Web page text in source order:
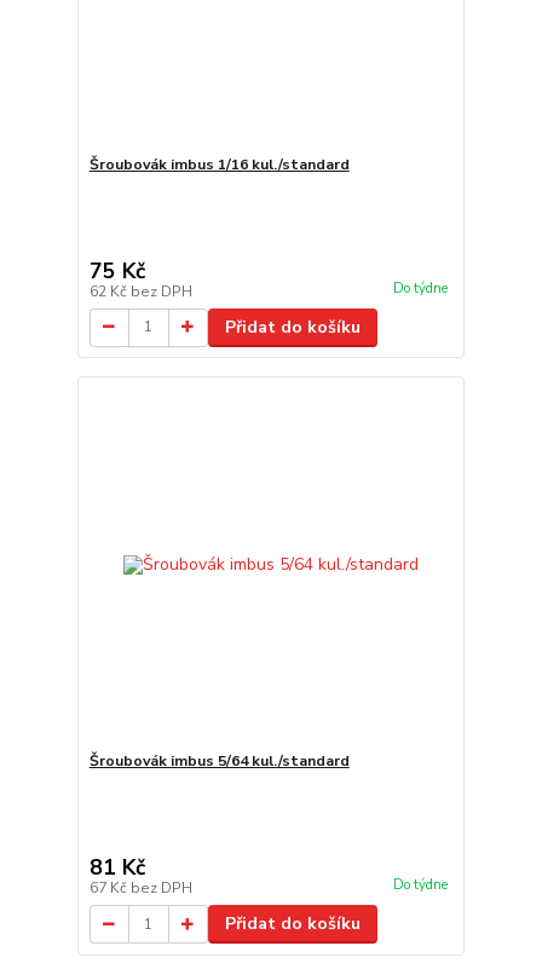
Šroubovák imbus 1/16 kul./standard
75 Kč
62 Kč bez DPH Do týdne
Přidat do košíku
Šroubovák imbus 5/64 kul./standard
81 Kč
67 Kč bez DPH Do týdne
Přidat do košíku